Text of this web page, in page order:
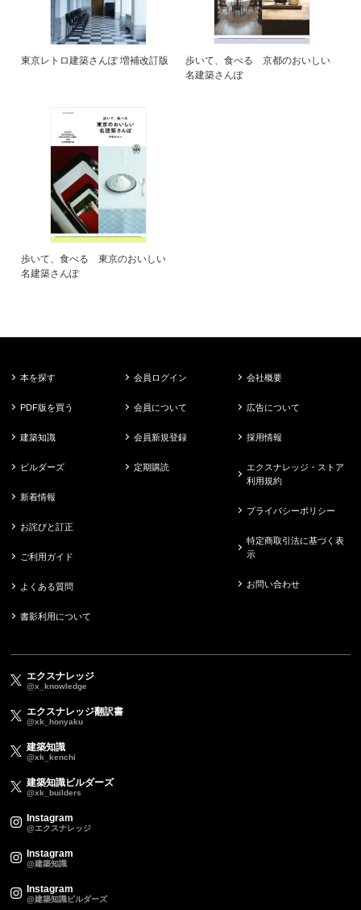
東京レトロ建築さんぽ 増補改訂版
歩いて、食べる 京都のおいしい
名建築さんぽ
歩いて、食べる 東京のおいしい
名建築さんぽ
本を探す
PDF版を買う
建築知識
ビルダーズ
新着情報
お詫びと訂正
ご利用ガイド
よくある質問
書影利用について
会員ログイン
会員について
会員新規登録
定期購読
会社概要
広告について
採用情報
エクスナレッジ・ストア
利用規約
プライバシーポリシー
特定商取引法に基づく表
示
お問い合わせ
エクスナレッジ
@x_knowledge
エクスナレッジ翻訳書
@xk_honyaku
建築知識
@xk_kenchi
建築知識ビルダーズ
@xk_builders
Instagram
@エクスナレッジ
Instagram
@建築知識
Instagram
@建築知識ビルダーズ